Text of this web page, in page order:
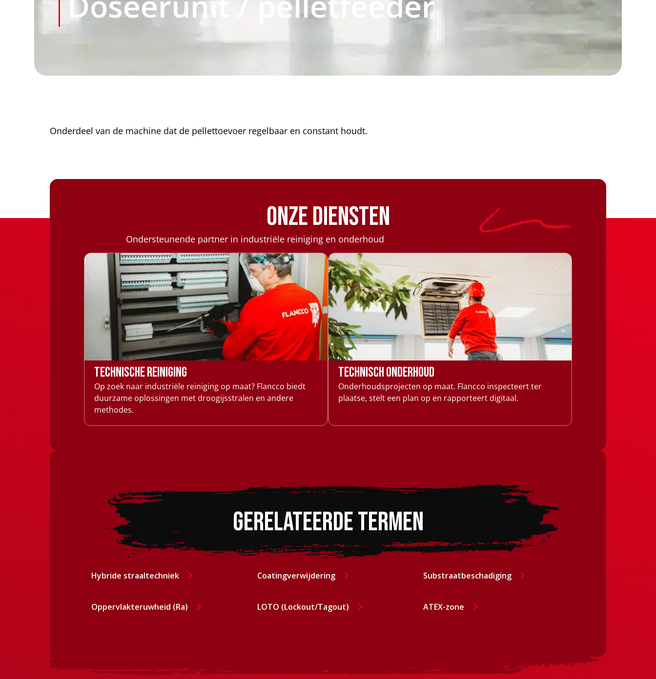
Onderdeel van de machine dat de pellettoevoer regelbaar en constant houdt.
Onze diensten
Ondersteunende partner in industriële reiniging en onderhoud
Technische reiniging
Op zoek naar industriële reiniging op maat? Flancco biedt
duurzame oplossingen met droogijsstralen en andere
methodes.
Technisch onderhoud
Onderhoudsprojecten op maat. Flancco inspecteert ter
plaatse, stelt een plan op en rapporteert digitaal.
Gerelateerde termen
Hybride straaltechniek Coatingverwijdering Substraatbeschadiging
Oppervlakteruwheid (Ra) LOTO (Lockout/Tagout) ATEX-zone